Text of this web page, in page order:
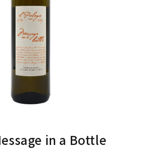
in a Bottle